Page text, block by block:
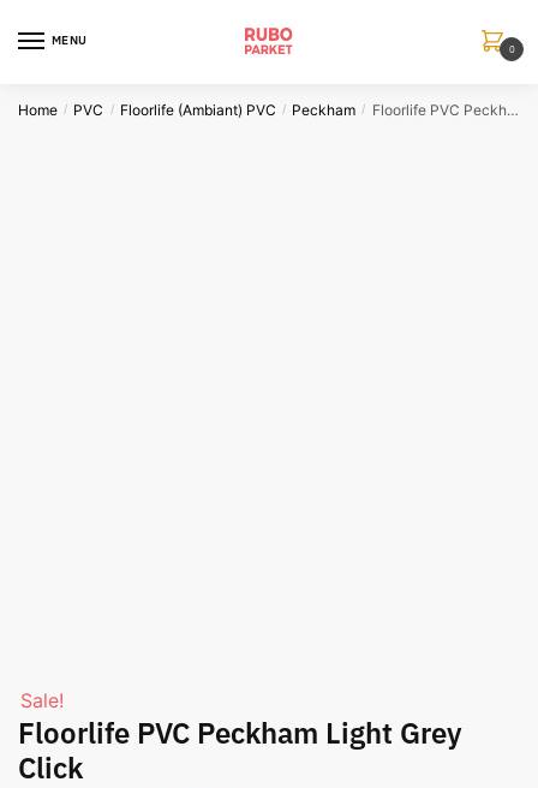
MENU
0
Home / PVC / Floorlife (Ambiant) PVC / Peckham / Floorlife PVC Peckham Light Grey Click
Sale!
Floorlife PVC Peckham Light Grey
Click